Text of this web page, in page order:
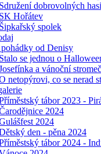
Sdružení dobrovolných
SK Hořátev
Šipkařský spolek
od Denisy
Stalo se jednou o
a vánoční
netopýrovi, co se nerad
tábor 2023 -
2024
2024
den - pěna 2024
tábor 2024 -